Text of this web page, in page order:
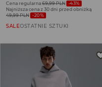
Cena regularna69,99 PLN -43%
Najniższa cena z 30 dni przed obniżką
49,99 PLN -20%
SALEOSTATNIE SZTUKI